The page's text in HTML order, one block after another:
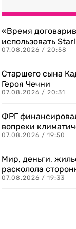
«Время
использовать
07.08.2026 / 20:58
Старшего сына
Героя Чечни
07.08.2026 / 20:31
ФРГ
вопреки
07.08.2026 / 19:50
Мир, деньги,
расколола
07.08.2026 / 19:33